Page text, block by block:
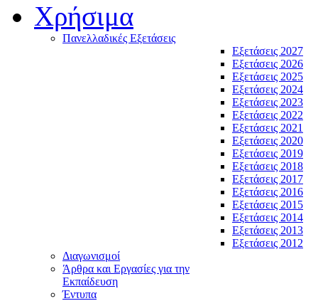
Χρήσιμα
Πανελλαδικές Εξετάσεις
Εξετάσεις 2027
Εξετάσεις 2026
Εξετάσεις 2025
Εξετάσεις 2024
Εξετάσεις 2023
Εξετάσεις 2022
Εξετάσεις 2021
Εξετάσεις 2020
Εξετάσεις 2019
Εξετάσεις 2018
Εξετάσεις 2017
Εξετάσεις 2016
Εξετάσεις 2015
Εξετάσεις 2014
Εξετάσεις 2013
Εξετάσεις 2012
Διαγωνισμοί
Άρθρα και Εργασίες για την
Εκπαίδευση
Έντυπα